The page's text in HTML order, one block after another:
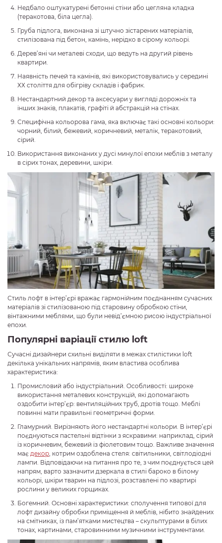
Недбало оштукатурені бетонні стіни або цегляна кладка
(теракотова, біла цегла).
Груба підлога, виконана зі штучно зістарених матеріалів,
стилізована під бетон, камінь, нерідко в сірому кольорі.
Дерев’яні чи металеві сходи, що ведуть на другий рівень
квартири.
Наявність печей та камінів, які використовувались у середині
ХХ століття для обігріву складів і фабрик.
Нестандартний декор та аксесуари у вигляді дорожніх та
інших знаків, плакатів, графіті й абстракцій на стінах.
Специфічна кольорова гама, яка включає такі основні кольори:
чорний, білий, бежевий, коричневий, металік, теракотовий,
сірий.
Використання виконаних у дусі минулої епохи меблів з металу
в сірих тонах, деревини, шкіри.
Стиль лофт в інтер’єрі вражає гармонійним поєднанням сучасних
матеріалів зі стилізованою під старовину обробкою стіни,
вінтажними меблями, що були невід’ємною рисою індустріальної
епохи.
Популярні варіації стилю loft
Сучасні дизайнери схильні виділяти в межах стилістики loft
декілька унікальних напрямів, яким властива особлива
характеристика:
Промисловий або індустріальний. Особливості: широке
використання металевих конструкцій, які допомагають
оздобити інтер’єр: вентиляційних труб, дротів тощо. Меблі
повинні мати правильні геометричні форми.
Гламурний. Вирізняють його нестандартні кольори. В інтер’єрі
поєднуються пастельні відтінки з яскравими: наприклад, сірий
із коричневим, бежевий із фіолетовим тощо. Важливе значення
має декор , котрим оздоблена стеля: світильники, світлодіодні
лампи. Відповідаючи на питання про те, з чим поєднується цей
напрям, варто зазначити дзеркала в стилі бароко в білому
кольорі, шкіри тварин на підлозі, розставлені по квартирі
рослини у великих горщиках.
Богемний. Основні характеристики: сполучення типової для
лофт дизайну обробки приміщення й меблів, нібито знайдених
на смітниках, із пам’ятками мистецтва – скульптурами в білих
тонах, картинами, старовинними музичними інструментами.